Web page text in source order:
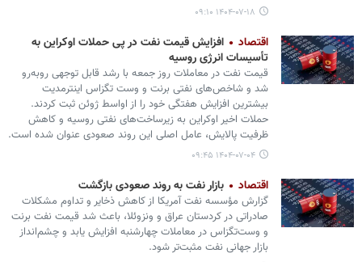
۱۴۰۴-۰۷-۱۸ ۰۹:۱۰
اقتصاد
افزایش قیمت نفت در پی حملات اوکراین به
تأسیسات انرژی روسیه
قیمت نفت در معاملات روز جمعه با رشد قابل توجهی روبه‌رو
شد و شاخص‌های نفتی برنت و وست تگزاس اینترمدیت
بیشترین افزایش هفتگی خود را از اواسط ژوئن ثبت کردند.
حملات اخیر اوکراین به زیرساخت‌های نفتی روسیه و کاهش
ظرفیت پالایش، عامل اصلی این روند صعودی عنوان شده است.
۱۴۰۴-۰۷-۰۴ ۰۹:۴۵
اقتصاد بازار نفت به روند صعودی بازگشت
گزارش مؤسسه نفت آمریکا از کاهش ذخایر و تداوم مشکلات
صادراتی در کردستان عراق و ونزوئلا، باعث شد قیمت نفت برنت
و وست‌تگزاس در معاملات چهارشنبه افزایش یابد و چشم‌انداز
بازار جهانی نفت مثبت‌تر شود.